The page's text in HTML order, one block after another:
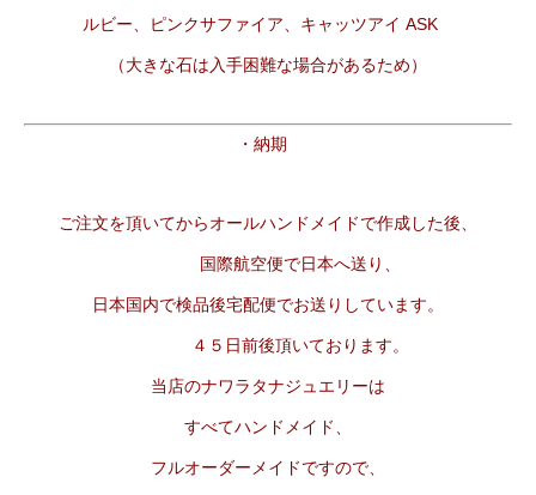
ルビー、ピンクサファイア、キャッツアイ ASK
（大きな石は入手困難な場合があるため）
・納期
ご注文を頂いてからオールハンドメイドで作成した後、
国際航空便で日本へ送り、
日本国内で検品後宅配便でお送りしています。
４５日前後頂いております。
当店のナワラタナジュエリーは
すべてハンドメイド、
フルオーダーメイドですので、